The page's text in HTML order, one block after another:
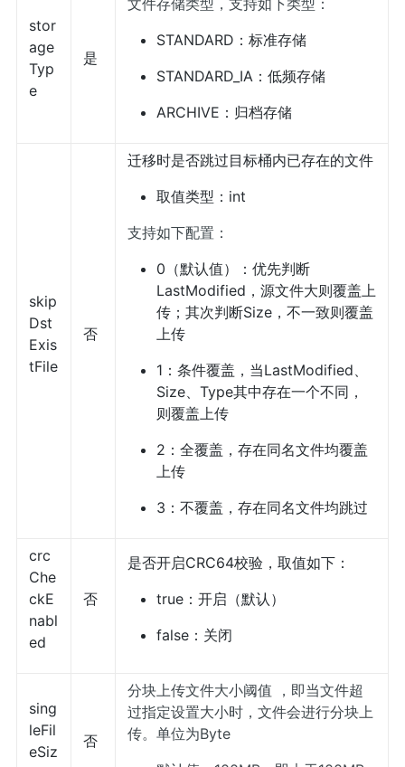
stor
age
Typ
e
是
STANDARD：标准存储
STANDARD_IA：低频存储
ARCHIVE：归档存储
skip
Dst
Exis
tFile
否
迁移时是否跳过目标桶内已存在的文件
取值类型：int
支持如下配置：
0（默认值）：优先判断
LastModified，源文件大则覆盖上
传；其次判断Size，不一致则覆盖
上传
1：条件覆盖，当LastModified、
Size、Type其中存在一个不同，
则覆盖上传
2：全覆盖，存在同名文件均覆盖
上传
3：不覆盖，存在同名文件均跳过
crc
Che
ckE
nabl
ed
否
是否开启CRC64校验，取值如下：
true：开启（默认）
false：关闭
sing
leFil
eSiz
否
分块上传文件大小阈值 ，即当文件超
过指定设置大小时，文件会进行分块上
传。单位为Byte